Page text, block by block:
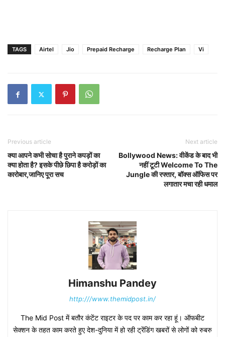
TAGS Airtel Jio Prepaid Recharge Recharge Plan Vi
Previous article
क्या आपने कभी सोचा है पुराने कपड़ों का
क्या होता है? इसके पीछे छिपा है करोड़ों का
कारोबार,जानिए पूरा सच
Next article
Bollywood News: वीकेंड के बाद भी
नहीं टूटी Welcome To The
Jungle की रफ्तार, बॉक्स ऑफिस पर
लगातार मचा रही धमाल
Himanshu Pandey
http:///www.themidpost.in/
The Mid Post में बतौर कंटेंट राइटर के पद पर काम कर रहा हूं। ऑफबीट
सेक्शन के तहत काम करते हुए देश-दुनिया में हो रही ट्रेंडिंग खबरों से लोगों को रुबरु